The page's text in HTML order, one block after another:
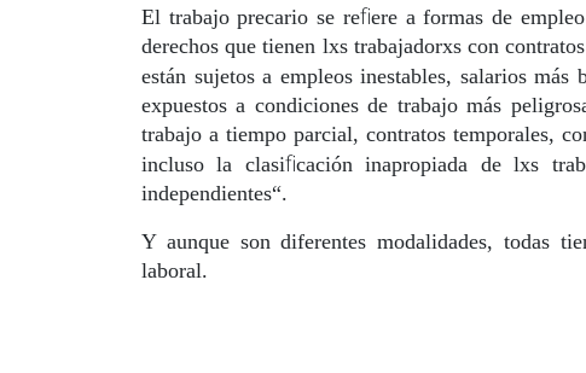
El trabajo precario se refiere a formas de
derechos que tienen lxs trabajadorxs con
están sujetos a empleos inestables, salarios más
expuestos a condiciones de trabajo más
trabajo a tiempo parcial, contratos temporales,
incluso la clasificación inapropiada de lxs
independientes“.
Y aunque son diferentes modalidades, todas
laboral.